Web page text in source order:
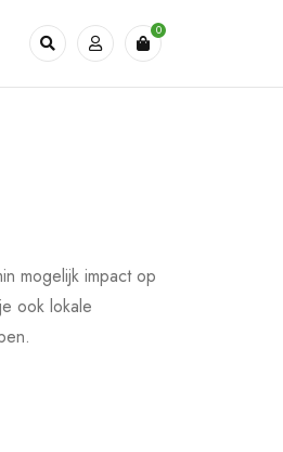
0
mogelijk impact op
ook lokale